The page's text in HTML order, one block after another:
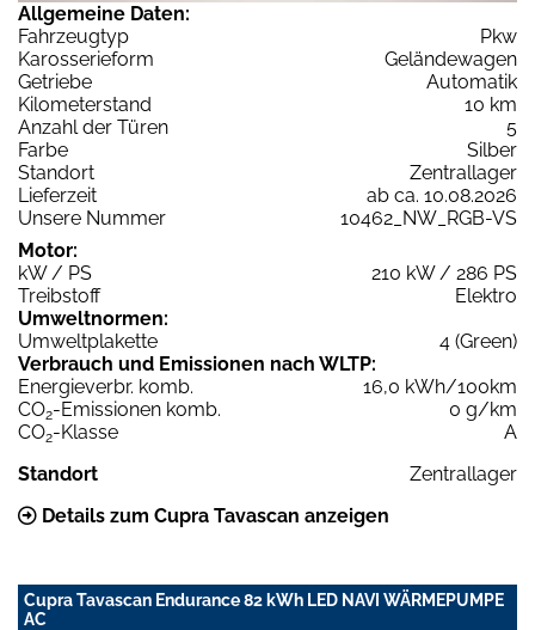
Allgemeine Daten:
Fahrzeugtyp
Pkw
Karosserieform
Geländewagen
Getriebe
Automatik
Kilometerstand
10 km
Anzahl der Türen
5
Farbe
Silber
Standort
Zentrallager
Lieferzeit
ab ca. 10.08.2026
Unsere Nummer
10462_NW_RGB-VS
Motor:
kW / PS
210 kW / 286 PS
Treibstoff
Elektro
Umweltnormen:
Umweltplakette
4 (Green)
Verbrauch und Emissionen nach WLTP:
Energieverbr. komb.
16,0 kWh/100km
CO2-Emissionen komb.
0 g/km
CO2-Klasse
A
Standort
Zentrallager
Details zum Cupra Tavascan anzeigen
Cupra Tavascan Endurance 82 kWh LED NAVI WÄRMEPUMPE
AC